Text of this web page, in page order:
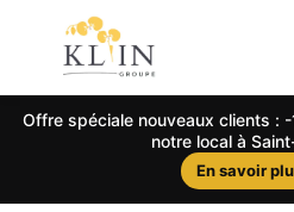
Offre spéciale nouveaux clients : -
notre local à
En savoir